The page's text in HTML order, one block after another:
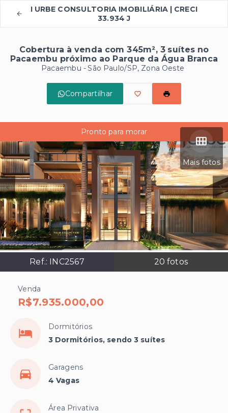
I URBE CONSULTORIA IMOBILIÁRIA | CRECI
33.934 J
Cobertura à venda com 345m², 3 suítes no
Pacaembu próximo ao Parque da Água Branca
Pacaembu - São Paulo/SP, Zona Oeste
Compartilhar
Mais fotos
Ref.: INC2567 20 fotos
Pronto para morar
Venda
R$7.935.000,00
Dormitórios
3 Dormitórios, sendo 3 suítes
Garagens
4 Vagas
Área Privativa